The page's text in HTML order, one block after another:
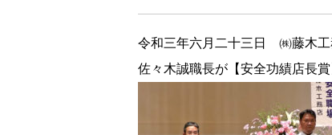
令和三年六月二十三日 ㈱藤木工
佐々木誠職長が【安全功績店長